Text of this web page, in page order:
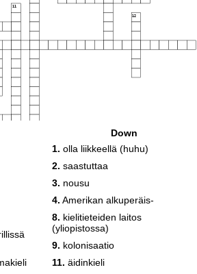
11
12
Down
1. olla liikkeellä (huhu)
2. saastuttaa
3. nousu
4. Amerikan alkuperäis-
8. kielitieteiden laitos
(yliopistossa)
9. kolonisaatio
11. ​äidinkieli